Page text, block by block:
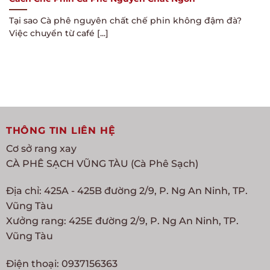
Tại sao Cà phê nguyên chất chế phin không đậm đà?
Việc chuyển từ café [...]
THÔNG TIN LIÊN HỆ
Cơ sở rang xay
CÀ PHÊ SẠCH VŨNG TÀU (Cà Phê Sạch)
Địa chỉ: 425A - 425B đường 2/9, P. Ng An Ninh, TP.
Vũng Tàu
Xưởng rang: 425E đường 2/9, P. Ng An Ninh, TP.
Vũng Tàu
Điện thoại: 0937156363